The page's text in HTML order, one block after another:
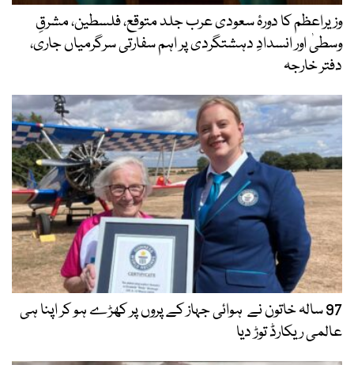
وزیراعظم کا دورۂ سعودی عرب جلد متوقع، فلسطین، مشرقِ
وسطیٰ اور انسدادِ دہشتگردی پر اہم سفارتی سرگرمیاں جاری،
دفتر خارجہ
97 سالہ خاتون نے ہوائی جہاز کے پروں پر کھڑے ہو کر اپنا ہی
عالمی ریکارڈ توڑ دیا